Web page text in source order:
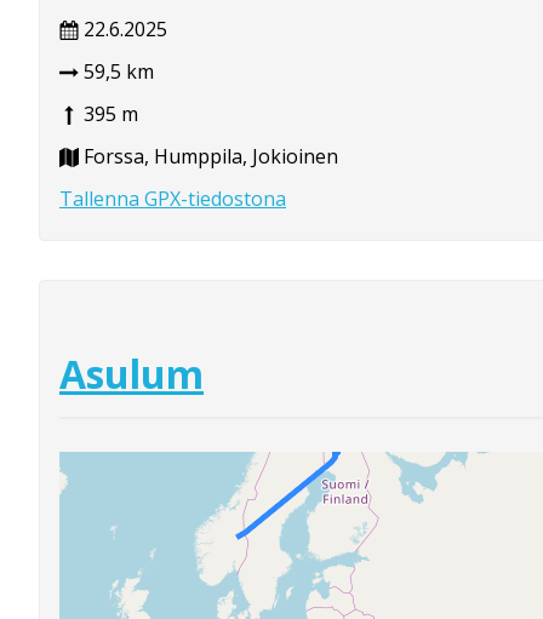
22.6.2025
59,5 km
395 m
Forssa, Humppila, Jokioinen
Tallenna GPX-tiedostona
Asulum